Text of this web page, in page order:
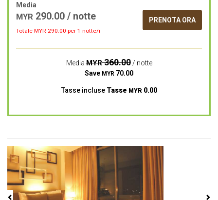
Media
MYR 290.00 / notte
Totale MYR 290.00 per 1 notte/i
PRENOTA ORA
MediaMYR360.00/ notte
Save MYR 70.00
Tasse incluse Tasse MYR 0.00
Previous